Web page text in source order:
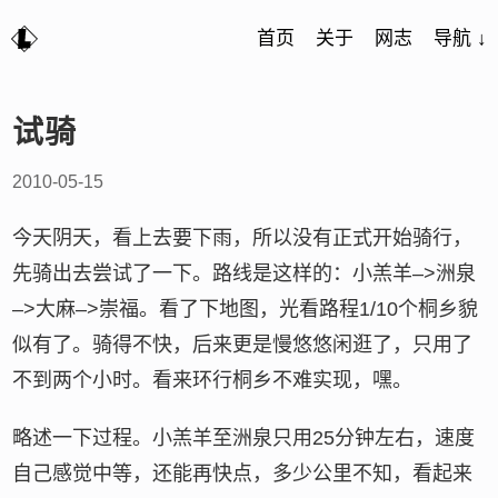
首页 关于 网志 导航 ↓
试骑
2010-05-15
今天阴天，看上去要下雨，所以没有正式开始骑行，
先骑出去尝试了一下。路线是这样的：小羔羊–>洲泉
–>大麻–>崇福。看了下地图，光看路程1/10个桐乡貌
似有了。骑得不快，后来更是慢悠悠闲逛了，只用了
不到两个小时。看来环行桐乡不难实现，嘿。
略述一下过程。小羔羊至洲泉只用25分钟左右，速度
自己感觉中等，还能再快点，多少公里不知，看起来